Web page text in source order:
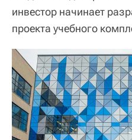
инвестор начинает
проекта учебного